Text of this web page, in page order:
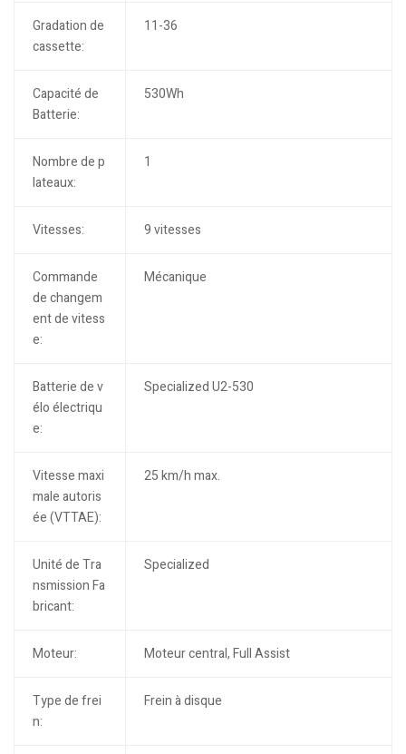
Gradation de
cassette:
11-36
Capacité de
Batterie:
530Wh
Nombre de p
lateaux:
1
Vitesses: 9 vitesses
Commande
de changem
ent de vitess
e:
Mécanique
Batterie de v
élo électriqu
e:
Specialized U2-530
Vitesse maxi
male autoris
ée (VTTAE):
25 km/h max.
Unité de Tra
nsmission Fa
bricant:
Specialized
Moteur: Moteur central, Full Assist
Type de frei
n:
Frein à disque